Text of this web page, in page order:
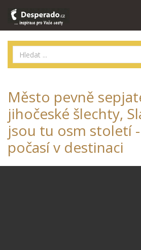
Město pevně
jihočeské šlechty,
jsou tu osm století
počasí v destinaci